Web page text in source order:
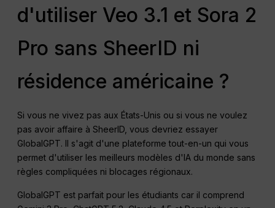
d'utiliser Veo 3.1 et Sora 2
Pro sans SheerID ni
résidence américaine ?
Si vous ne vivez pas aux États-Unis ou si vous ne voulez
pas avoir affaire à SheerID, vous devriez essayer
GlobalGPT. Il s'agit d'une plateforme tout-en-un qui vous
permet d'utiliser les meilleurs modèles d'IA du monde sans
règles compliquées ni blocages régionaux.
GlobalGPT est parfait pour les étudiants car il comprend